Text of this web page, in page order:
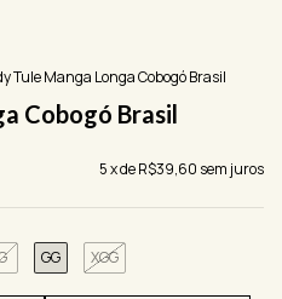
Tule Manga Longa Cobogó Brasil
Cobogó Brasil
5x deR$39,60 sem juros
GG XGG